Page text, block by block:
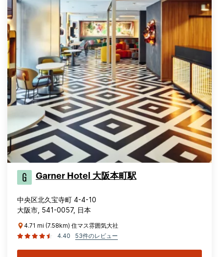
Garner Hotel 大阪本町駅
中央区北久宝寺町 4-4-10
大阪市, 541-0057, 日本
4.71 mi (7.58km) 住マス雰囲気大社
4.40
53件のレビュー